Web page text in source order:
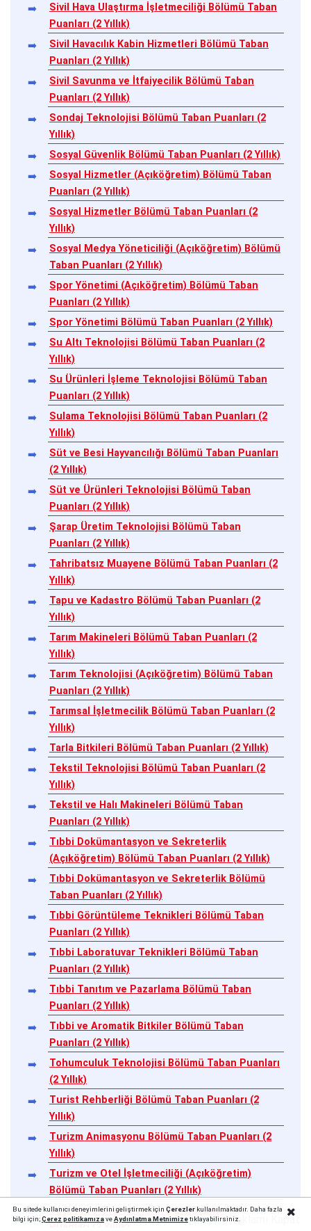
Sivil Hava Ulaştırma İşletmeciliği Bölümü Taban
Puanları (2 Yıllık)
Sivil Havacılık Kabin Hizmetleri Bölümü Taban
Puanları (2 Yıllık)
Sivil Savunma ve İtfaiyecilik Bölümü Taban
Puanları (2 Yıllık)
Sondaj Teknolojisi Bölümü Taban Puanları (2
Yıllık)
Sosyal Güvenlik Bölümü Taban Puanları (2 Yıllık)
Sosyal Hizmetler (Açıköğretim) Bölümü Taban
Puanları (2 Yıllık)
Sosyal Hizmetler Bölümü Taban Puanları (2
Yıllık)
Sosyal Medya Yöneticiliği (Açıköğretim) Bölümü
Taban Puanları (2 Yıllık)
Spor Yönetimi (Açıköğretim) Bölümü Taban
Puanları (2 Yıllık)
Spor Yönetimi Bölümü Taban Puanları (2 Yıllık)
Su Altı Teknolojisi Bölümü Taban Puanları (2
Yıllık)
Su Ürünleri İşleme Teknolojisi Bölümü Taban
Puanları (2 Yıllık)
Sulama Teknolojisi Bölümü Taban Puanları (2
Yıllık)
Süt ve Besi Hayvancılığı Bölümü Taban Puanları
(2 Yıllık)
Süt ve Ürünleri Teknolojisi Bölümü Taban
Puanları (2 Yıllık)
Şarap Üretim Teknolojisi Bölümü Taban
Puanları (2 Yıllık)
Tahribatsız Muayene Bölümü Taban Puanları (2
Yıllık)
Tapu ve Kadastro Bölümü Taban Puanları (2
Yıllık)
Tarım Makineleri Bölümü Taban Puanları (2
Yıllık)
Tarım Teknolojisi (Açıköğretim) Bölümü Taban
Puanları (2 Yıllık)
Tarımsal İşletmecilik Bölümü Taban Puanları (2
Yıllık)
Tarla Bitkileri Bölümü Taban Puanları (2 Yıllık)
Tekstil Teknolojisi Bölümü Taban Puanları (2
Yıllık)
Tekstil ve Halı Makineleri Bölümü Taban
Puanları (2 Yıllık)
Tıbbi Dokümantasyon ve Sekreterlik
(Açıköğretim) Bölümü Taban Puanları (2 Yıllık)
Tıbbi Dokümantasyon ve Sekreterlik Bölümü
Taban Puanları (2 Yıllık)
Tıbbi Görüntüleme Teknikleri Bölümü Taban
Puanları (2 Yıllık)
Tıbbi Laboratuvar Teknikleri Bölümü Taban
Puanları (2 Yıllık)
Tıbbi Tanıtım ve Pazarlama Bölümü Taban
Puanları (2 Yıllık)
Tıbbi ve Aromatik Bitkiler Bölümü Taban
Puanları (2 Yıllık)
Tohumculuk Teknolojisi Bölümü Taban Puanları
(2 Yıllık)
Turist Rehberliği Bölümü Taban Puanları (2
Yıllık)
Turizm Animasyonu Bölümü Taban Puanları (2
Yıllık)
Turizm ve Otel İşletmeciliği (Açıköğretim)
Bölümü Taban Puanları (2 Yıllık)
Turizm ve Otel İşletmeciliği Bölümü Taban
Bu sitede kullanıcı deneyimlerini geliştirmek için Çerezlerkullanılmaktadır. Daha fazla
bilgi için;Çerez politikamızaveAydınlatma Metnimizetıklayabilirsiniz.Reklamı Kapat